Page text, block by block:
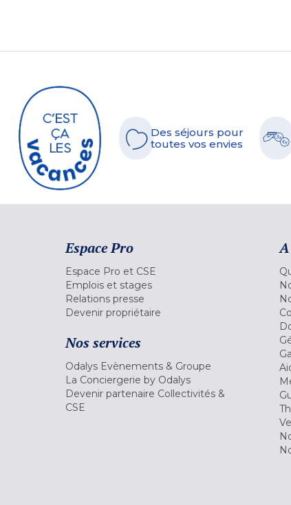
Des séjours pour
toutes vos envies
Espace Pro
Espace Pro et CSE
Emplois et stages
Relations presse
Devenir propriétaire
Nos services
Odalys Evènements & Groupe
La Conciergerie by Odalys
Devenir partenaire Collectivités &
CSE